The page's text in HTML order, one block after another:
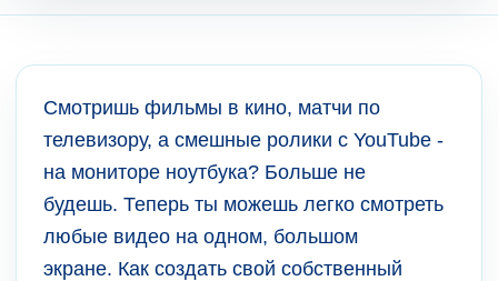
Смотришь фильмы в кино, матчи по
телевизору, а смешные ролики с YouTube -
на мониторе ноутбука? Больше не
будешь. Теперь ты можешь легко смотреть
любые видео на одном, большом
экране. Как создать свой собственный